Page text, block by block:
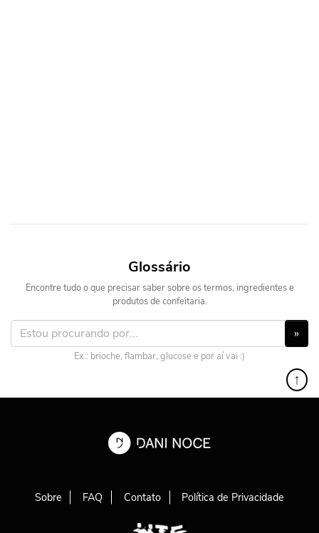
Glossário
Encontre tudo o que precisar saber sobre os termos, ingredientes e
produtos de confeitaria.
»
Ex.: brioche, flambar, glucose e por aí vai :)
↑
Sobre FAQ Contato Política de Privacidade